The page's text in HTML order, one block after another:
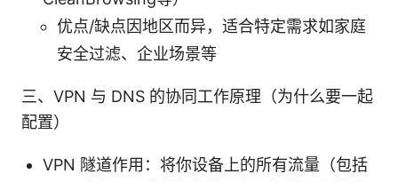
优点/缺点因地区而异，适合特定需求如家庭
安全过滤、企业场景等
三、VPN 与 DNS 的协同工作原理（为什么要一起
配置）
VPN 隧道作用：将你设备上的所有流量（包括